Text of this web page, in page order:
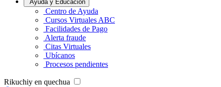
Ayuda y Educación
Centro de Ayuda
Cursos Virtuales ABC
Facilidades de Pago
Alerta fraude
Citas Virtuales
Ubícanos
Procesos pendientes
Rikuchiy en quechua